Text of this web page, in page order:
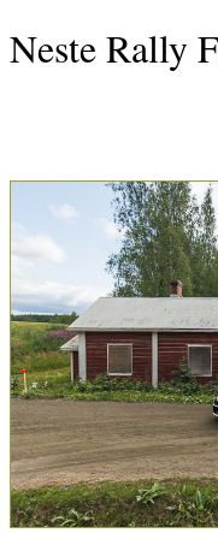
Neste Rally